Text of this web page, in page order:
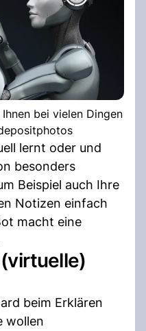
bei vielen Dingen
lernt oder und
besonders
Beispiel auch Ihre
Notizen einfach
macht eine
beim Erklären
wollen